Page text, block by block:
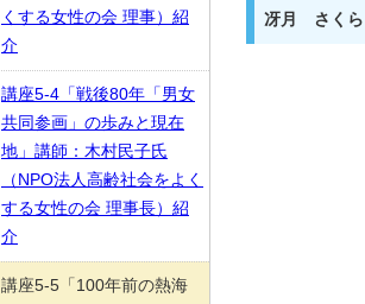
冴月 さくら
くする女性の会 理事）紹
介
講座5-4「戦後80年「男女
共同参画」の歩みと現在
地」講師：木村民子氏
（NPO法人高齢社会をよく
する女性の会 理事長）紹
介
講座5-5「100年前の熱海